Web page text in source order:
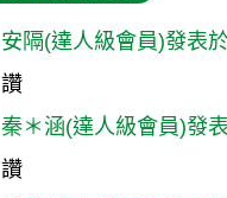
安隔(達人級會員)發表
讚
秦＊涵(達人級會員)發
讚